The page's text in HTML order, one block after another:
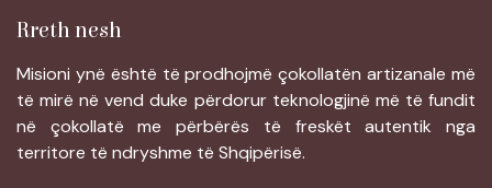
Rreth nesh
Misioni ynë është të prodhojmë çokollatën artizanale më
të mirë në vend duke përdorur teknologjinë më të fundit
në çokollatë me përbërës të freskët autentik nga
territore të ndryshme të Shqipërisë.